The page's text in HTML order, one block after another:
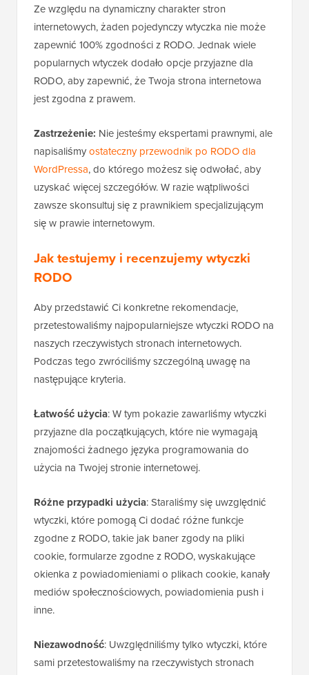
Ze względu na dynamiczny charakter stron
internetowych, żaden pojedynczy wtyczka nie może
zapewnić 100% zgodności z RODO. Jednak wiele
popularnych wtyczek dodało opcje przyjazne dla
RODO, aby zapewnić, że Twoja strona internetowa
jest zgodna z prawem.
Zastrzeżenie: Nie jesteśmy ekspertami prawnymi, ale
napisaliśmyostateczny przewodnik po RODO dla
WordPressa, do którego możesz się odwołać, aby
uzyskać więcej szczegółów. W razie wątpliwości
zawsze skonsultuj się z prawnikiem specjalizującym
się w prawie internetowym.
Jak testujemy i recenzujemy wtyczki
RODO
Aby przedstawić Ci konkretne rekomendacje,
przetestowaliśmy najpopularniejsze wtyczki RODO na
naszych rzeczywistych stronach internetowych.
Podczas tego zwróciliśmy szczególną uwagę na
następujące kryteria.
Łatwość użycia: W tym pokazie zawarliśmy wtyczki
przyjazne dla początkujących, które nie wymagają
znajomości żadnego języka programowania do
użycia na Twojej stronie internetowej.
Różne przypadki użycia: Staraliśmy się uwzględnić
wtyczki, które pomogą Ci dodać różne funkcje
zgodne z RODO, takie jak baner zgody na pliki
cookie, formularze zgodne z RODO, wyskakujące
okienka z powiadomieniami o plikach cookie, kanały
mediów społecznościowych, powiadomienia push i
inne.
Niezawodność: Uwzględniliśmy tylko wtyczki, które
sami przetestowaliśmy na rzeczywistych stronach